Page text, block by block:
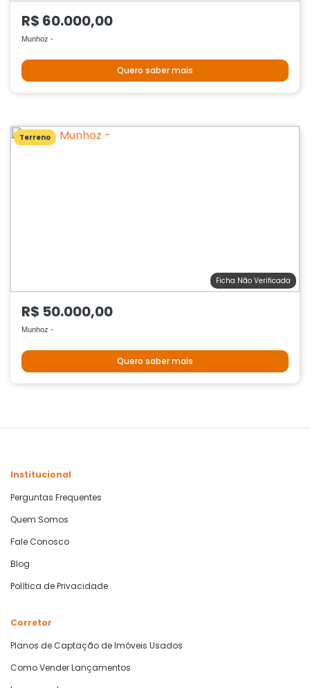
R$ 60.000,00
Munhoz -
Quero saber mais
Terreno
Ficha Não Verificada
R$ 50.000,00
Munhoz -
Quero saber mais
Institucional
Perguntas Frequentes
Quem Somos
Fale Conosco
Blog
Política de Privacidade
Corretor
Planos de Captação de Imóveis Usados
Como Vender Lançamentos